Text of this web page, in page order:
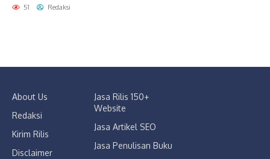
51 Redaksi
About Us
Redaksi
Kirim Rilis
Disclaimer
Jasa Rilis 150+
Website
Jasa Artikel SEO
Jasa Penulisan Buku